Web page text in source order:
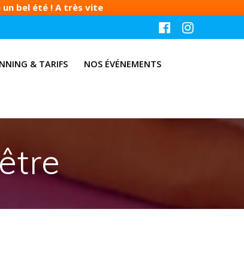
un bel été ! A très vite
& TARIFS NOS ÉVÉNEMENTS